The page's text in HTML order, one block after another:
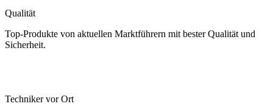
Qualität
Top-Produkte von aktuellen Marktführern mit bester Qualität und
Sicherheit.
Techniker vor Ort